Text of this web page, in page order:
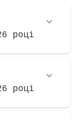
році
році